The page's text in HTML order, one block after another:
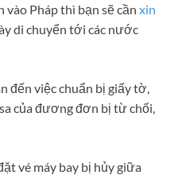
vào Pháp thì bạn sẽ cần xin
di chuyển tới các nước
đến việc chuẩn bị giấy tờ,
của đương đơn bị từ chối,
vé máy bay bị hủy giữa